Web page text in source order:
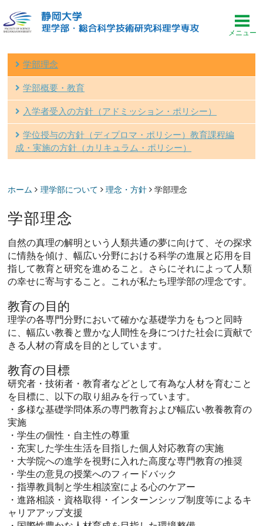
学部理念
学部概要・教育
入学者受入の方針（アドミッション・ポリシー）
学位授与の方針（ディプロマ・ポリシー）教育課程編
成・実施の方針（カリキュラム・ポリシー）
ホーム 理学部について 理念・方針 学部理念
学部理念
自然の真理の解明という人類共通の夢に向けて、その探求
に情熱を傾け、幅広い分野における科学の進展と応用を目
指して教育と研究を進めること。さらにそれによって人類
の幸せに寄与すること。これが私たち理学部の理念です。
教育の目的
理学の各専門分野において確かな基礎学力をもつと同時
に、幅広い教養と豊かな人間性を身につけた社会に貢献で
きる人材の育成を目的としています。
教育の目標
研究者・技術者・教育者などとして有為な人材を育むこと
を目標に、以下の取り組みを行っています。
・多様な基礎学問体系の専門教育および幅広い教養教育の
実施
・学生の個性・自主性の尊重
・充実した学生生活を目指した個人対応教育の実施
・大学院への進学を視野に入れた高度な専門教育の推奨
・学生の意見の授業へのフィードバック
・指導教員制と学生相談室による心のケアー
・進路相談・資格取得・インターンシップ制度等によるキ
ャリアアップ支援